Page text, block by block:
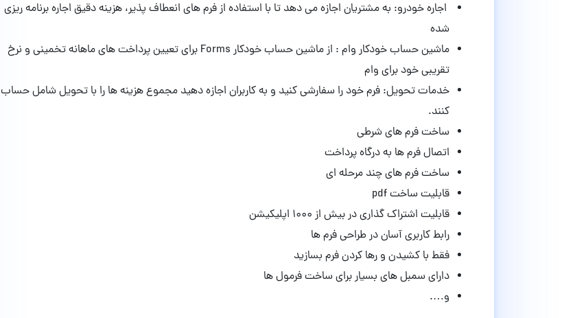
اجاره خودرو: به مشتریان اجازه می دهد تا با استفاده از فرم های انعطاف پذیر، هزینه دقیق اجاره برنامه ریزی
شده
ماشین حساب خودکار وام : از ماشین حساب خودکار Forms برای تعیین پرداخت های ماهانه تخمینی و نرخ
تقریبی خود برای وام
خدمات تحویل: فرم خود را سفارشی کنید و به کاربران اجازه دهید مجموع هزینه ها را با تحویل شامل حساب
کنند.
ساخت فرم های شرطی
اتصال فرم ها به درگاه پرداخت
ساخت فرم های چند مرحله ای
قابلیت ساخت pdf
قابلیت اشتراک گذاری در بیش از ۱۰۰۰ اپلیکیشن
رابط کاربری آسان در طراحی فرم ها
فقط با کشیدن و رها کردن فرم بسازید
دارای سمبل های بسیار برای ساخت فرمول ها
و….